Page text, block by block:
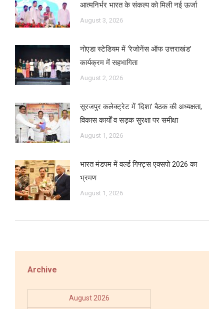
आत्मनिर्भर भारत के संकल्प को मिली नई ऊर्जा
August 3, 2026
नोएडा स्टेडियम में ‘रेजोनेंस ऑफ उत्तराखंड’
कार्यक्रम में सहभागिता
August 2, 2026
सूरजपुर कलेक्ट्रेट में ‘दिशा’ बैठक की अध्यक्षता,
विकास कार्यों व सड़क सुरक्षा पर समीक्षा
August 1, 2026
भारत मंडपम में वर्ल्ड गिफ्ट्स एक्सपो 2026 का
भ्रमण
August 1, 2026
Archive
August 2026